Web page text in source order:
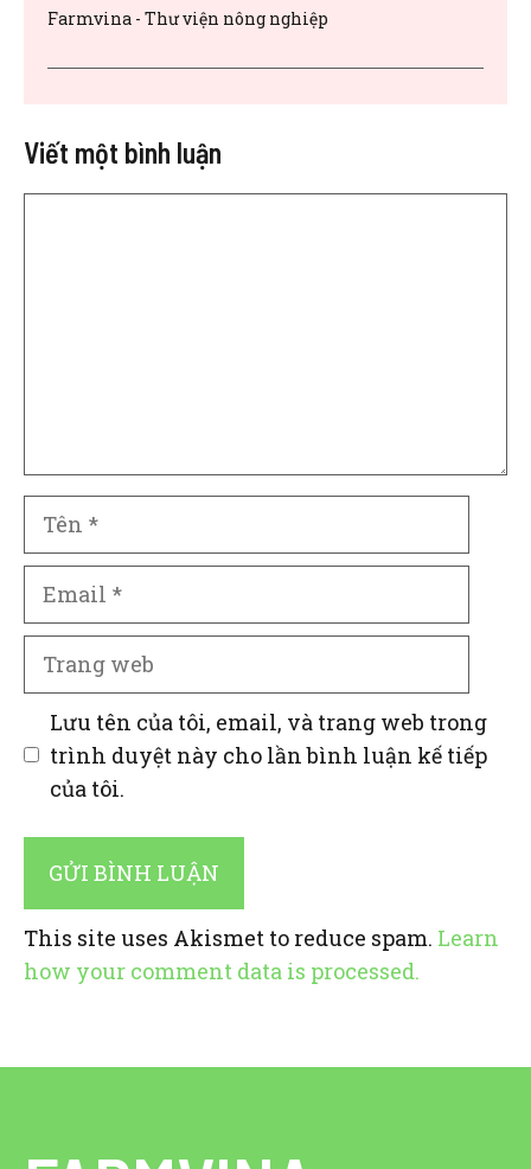
Farmvina - Thư viện nông nghiệp
Viết một bình luận
Tên
Email
Trang
Lưu tên của tôi, email, và trang web trong
trình duyệt này cho lần bình luận kế tiếp
của tôi.
This site uses Akismet to reduce spam. Learn
how your comment data is processed.